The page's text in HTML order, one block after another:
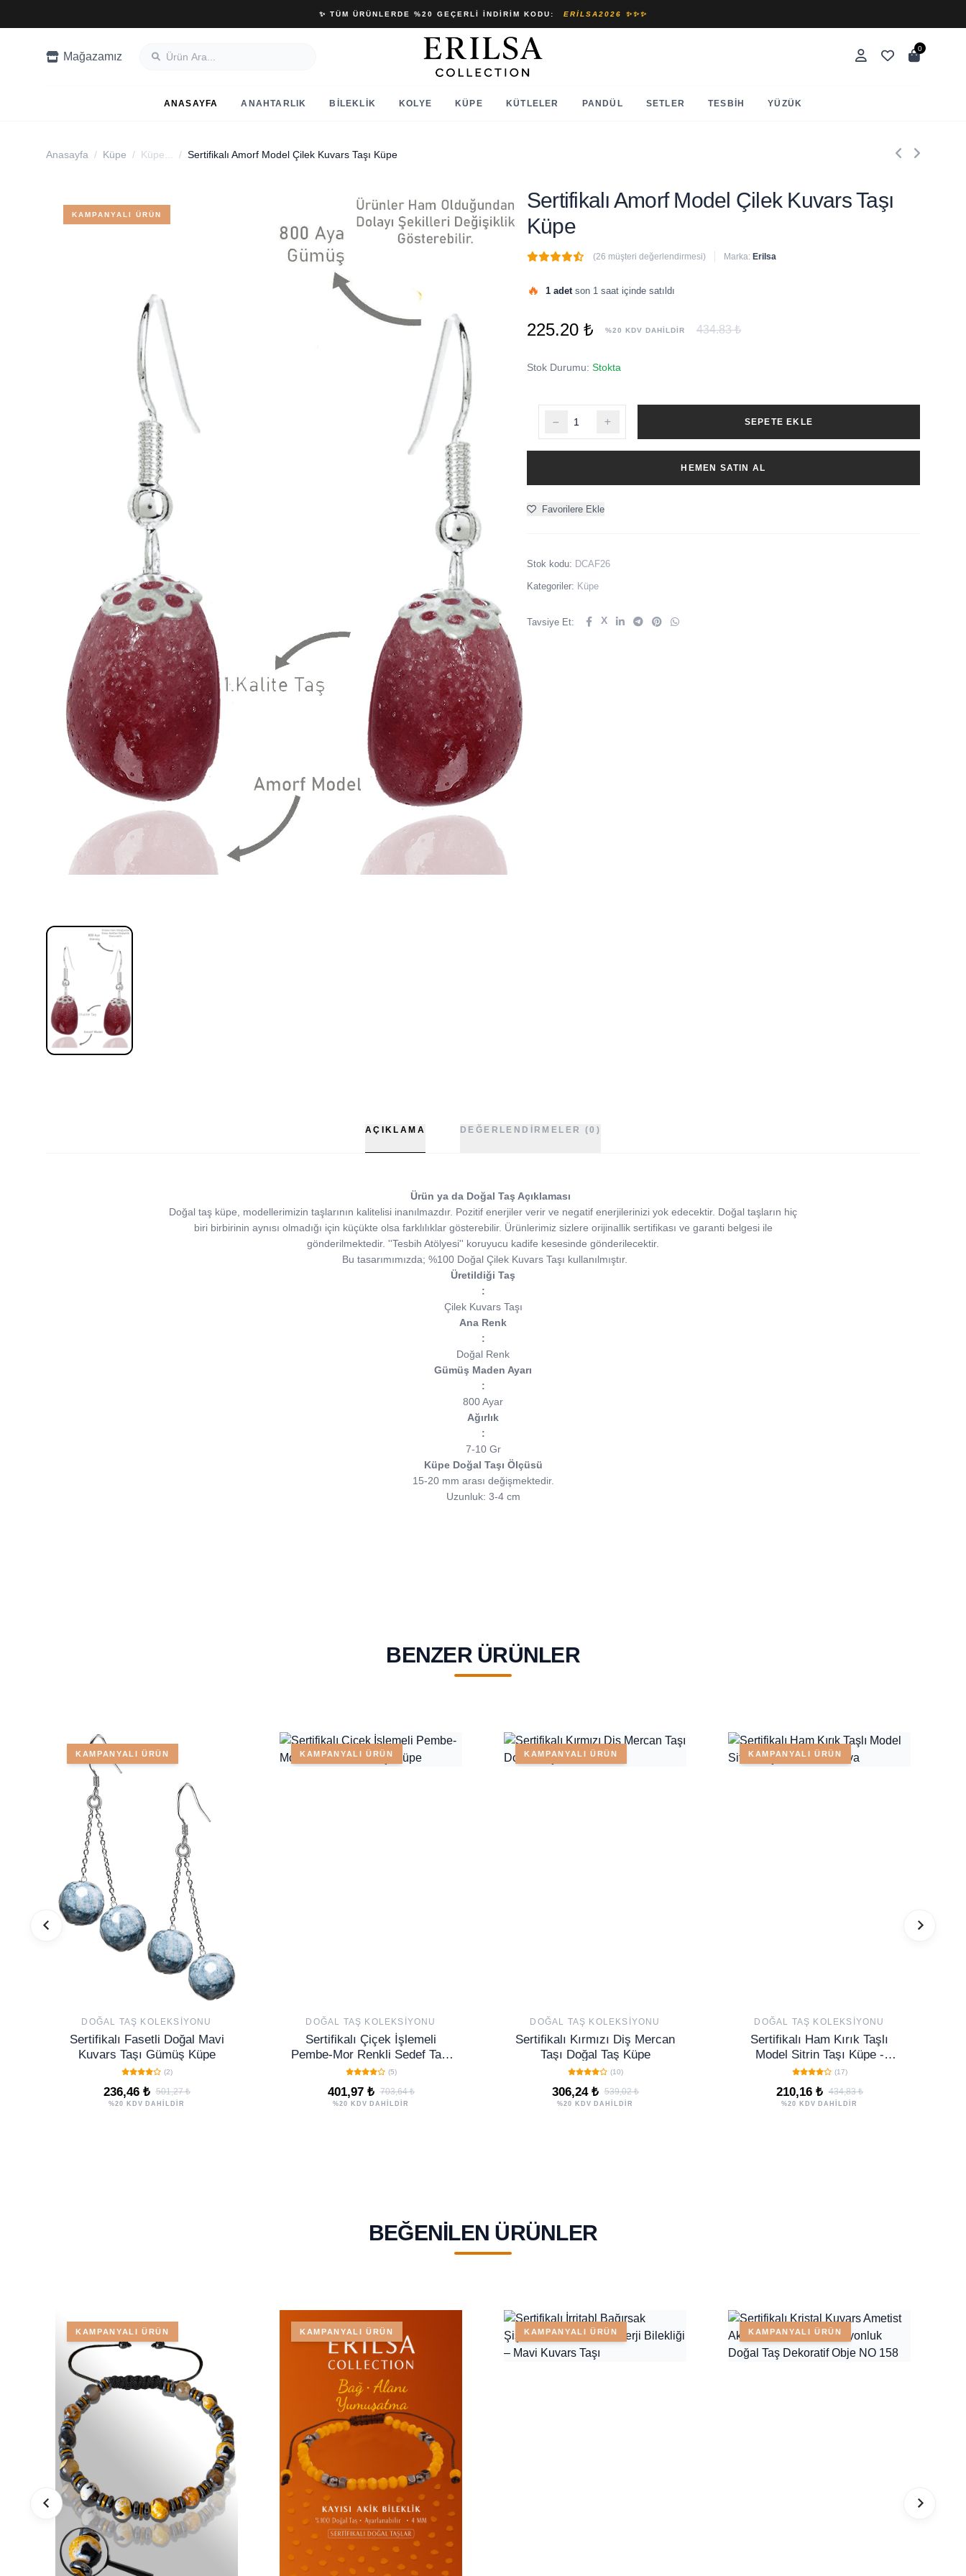
✨ TÜM ÜRÜNLERDE %20 GEÇERLI İNDIRIM KODU: ERILSA2026 ✨✨✨
Mağazamız
0
ANASAYFA ANAHTARLIK BILEKLIK KOLYE KÜPE KÜTLELER PANDÜL SETLER TESBIH YÜZÜK
Anasayfa / Küpe / Küpe... / Sertifikalı Amorf Model Çilek Kuvars Taşı Küpe
KAMPANYALI ÜRÜN
Sertifikalı Amorf Model Çilek Kuvars Taşı
Küpe
(26 müşteri değerlendirmesi) Marka: Erilsa
🔥 1 adetson 1 saat içinde satıldı
225.20 ₺ %20 KDV DAHİLDİR 434.83 ₺
Stok Durumu: Stokta
SEPETE EKLE
HEMEN SATIN AL
Favorilere Ekle
Stok kodu: DCAF26
Kategoriler: Küpe
Tavsiye Et: X
AÇIKLAMA DEĞERLENDIRMELER (0)
Ürün ya da Doğal Taş Açıklaması
Doğal taş küpe, modellerimizin taşlarının kalitelisi inanılmazdır. Pozitif enerjiler verir ve negatif enerjilerinizi yok edecektir. Doğal taşların hiç
biri birbirinin aynısı olmadığı için küçükte olsa farklılıklar gösterebilir. Ürünlerimiz sizlere orijinallik sertifikası ve garanti belgesi ile
gönderilmektedir. ''Tesbih Atölyesi'' koruyucu kadife kesesinde gönderilecektir.
Bu tasarımımızda; %100 Doğal Çilek Kuvars Taşı kullanılmıştır.
Üretildiği Taş
:
Çilek Kuvars Taşı
Ana Renk
:
Doğal Renk
Gümüş Maden Ayarı
:
800 Ayar
Ağırlık
:
7-10 Gr
Küpe Doğal Taşı Ölçüsü
15-20 mm arası değişmektedir.
Uzunluk: 3-4 cm
BENZER ÜRÜNLER
KAMPANYALI ÜRÜN
DOĞAL TAŞ KOLEKSIYONU
Sertifikalı Fasetli Doğal Mavi
Kuvars Taşı Gümüş Küpe
(2)
236,46 ₺ 501,27 ₺
%20 KDV DAHİLDİR
KAMPANYALI ÜRÜN
DOĞAL TAŞ KOLEKSIYONU
Sertifikalı Çiçek İşlemeli
Pembe-Mor Renkli Sedef Taşı
Küpe (5)
401,97 ₺ 703,64 ₺
%20 KDV DAHİLDİR
KAMPANYALI ÜRÜN
DOĞAL TAŞ KOLEKSIYONU
Sertifikalı Kırmızı Diş Mercan
Taşı Doğal Taş Küpe
(10)
306,24 ₺ 539,02 ₺
%20 KDV DAHİLDİR
KAMPANYALI ÜRÜN
DOĞAL TAŞ KOLEKSIYONU
Sertifikalı Ham Kırık Taşlı
Model Sitrin Taşı Küpe -
Brezilya(17)
210,16 ₺ 434,83 ₺
%20 KDV DAHİLDİR
BEĞENILEN ÜRÜNLER
KAMPANYALI ÜRÜN KAMPANYALI ÜRÜN KAMPANYALI ÜRÜN KAMPANYALI ÜRÜN